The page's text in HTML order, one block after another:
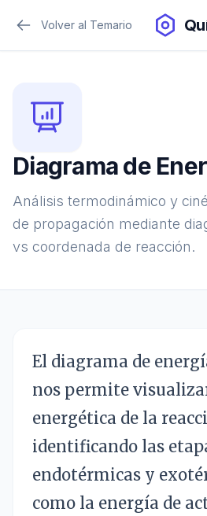
Volver al Temario
Diagrama de
Análisis termodinámico y
de propagación mediante
vs coordenada de reacción.
El diagrama de
nos permite
energética de la
identificando las
endotérmicas y
como la energía de